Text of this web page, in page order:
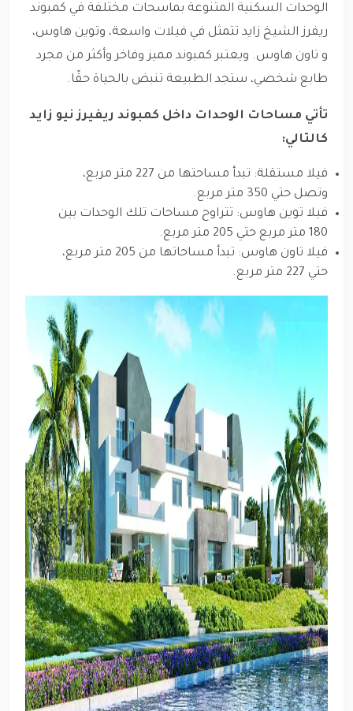
الوحدات السكنية المتنوعة بماسحات مختلفة في كمبوند
ريفرز الشيخ زايد تتمثل في فيلات واسعة، وتوين هاوس،
و تاون هاوس. ويعتبر كمبوند مميز وفاخر وأكثر من مجرد
طابع شخصي، ستجد الطبيعة تنبض بالحياة حقًا.
تأتي مساحات الوحدات داخل كمبوند ريفيرز نيو زايد
كالتالي:
فيلا مستقلة: تبدأ مساحتها من 227 متر مربع،
وتصل حتي 350 متر مربع.
فيلا توين هاوس: تتراوح مساحات تلك الوحدات بين
180 متر مربع حتي 205 متر مربع.
فيلا تاون هاوس: تبدأ مساحاتها من 205 متر مربع،
حتي 227 متر مربع.